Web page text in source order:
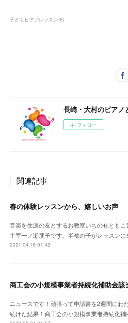
子どもピアノレッスン(6)
長崎・大村のピアノ
フォロー
関連記事
春の体験レッスンから、嬉しいお声
音楽を生涯の友とするお教室いちのせともこ
主宰一ノ瀬朋子です。半袖の子がレッスン
2021.04.18 01:42
ニュースです！頑張って申請書を2週間にわ
続けた結果！商工会の小規模事業者持続化